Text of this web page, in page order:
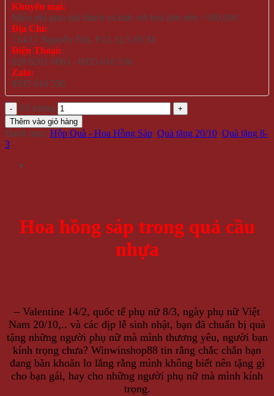
Khuyến mại:
Miễn phí giao nội thành và tỉnh với hoá đơn trên >500.000
Địa Chỉ:
714/17 Nguyễn Trãi, P.11, Q.5 HCM
Điện Thoại:
028 6261 0065 - 0935 616 536
Zalo:
0935 616 536
Số lượng
Thêm vào giỏ hàng
Danh mục: Hộp Quà - Hoa Hồng Sáp, Quà tặng 20/10, Quà tặng 8-
3
Hoa hồng sáp trong quả cầu
nhựa
– Valentine 14/2, quốc tế phụ nữ 8/3, ngày phụ nữ Việt
Nam 20/10,.. và các dịp lễ sinh nhật, bạn đã chuẩn bị quà
tặng những người phụ nữ mà mình thương yêu, người bạn
kính trọng chưa? Winwinshop88 tin rằng chắc chắn bạn
đang băn khoăn lo lắng rằng mình không biết nên tặng gì
cho bạn gái, hay cho những người phụ nữ mà mình kính
trọng.